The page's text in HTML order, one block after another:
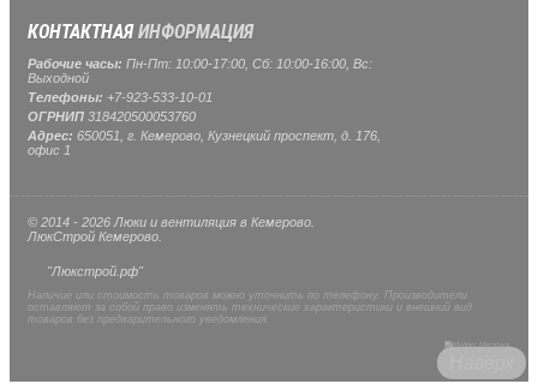
КОНТАКТНАЯИНФОРМАЦИЯ
Рабочие часы: Пн-Пт: 10:00-17:00, Сб: 10:00-16:00, Вс:
Выходной
Телефоны: +7-923-533-10-01
ОГРНИП 318420500053760
Адрес: 650051, г. Кемерово, Кузнецкий проспект, д. 176,
офис 1
© 2014 - 2026 Люки и вентиляция в Кемерово.
ЛюкСтрой Кемерово.
"Люкстрой.рф"
Наличие или стоимость товаров можно уточнить по телефону. Производители
оставляют за собой право изменять технические характеристики и внешний вид
товаров без предварительного уведомления.